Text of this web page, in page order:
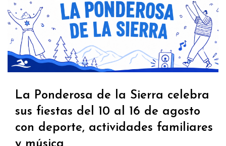
La Ponderosa de la Sierra celebra
sus fiestas del 10 al 16 de agosto
con deporte, actividades familiares